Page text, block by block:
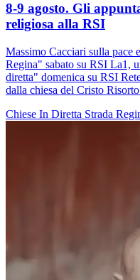
8-9 agosto. Gli
religiosa alla RSI
Massimo Cacciari sulla pace
Regina" sabato su RSI La1,
diretta" domenica su RSI
dalla chiesa del Cristo
Chiese In Diretta Strada